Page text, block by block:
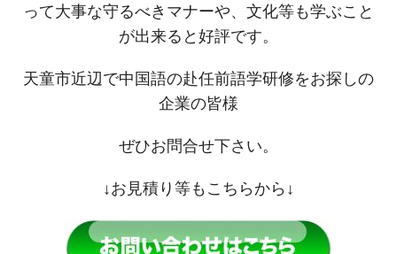
って大事な守るべきマナーや、文化等も学ぶこと
が出来ると好評です。
天童市近辺で中国語の赴任前語学研修をお探しの
企業の皆様
ぜひお問合せ下さい。
↓お見積り等もこちらから↓